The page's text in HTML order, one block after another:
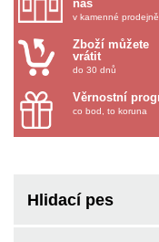
nás
v kamenné prodejně
Zboží můžete
vrátit
do 30 dnů
Věrnostní
co bod, to koruna
Hlidací pes